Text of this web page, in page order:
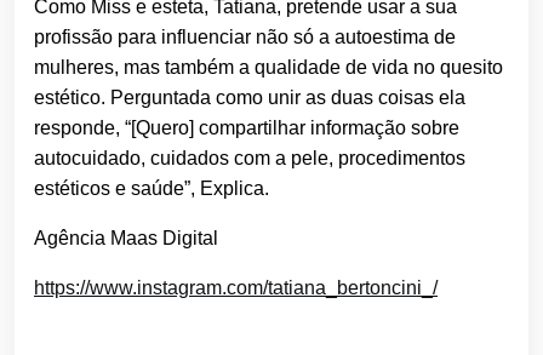
Como Miss e esteta, Tatiana, pretende usar a sua
profissão para influenciar não só a autoestima de
mulheres, mas também a qualidade de vida no quesito
estético. Perguntada como unir as duas coisas ela
responde, “[Quero] compartilhar informação sobre
autocuidado, cuidados com a pele, procedimentos
estéticos e saúde”, Explica.
Agência Maas Digital
https://www.instagram.com/tatiana_bertoncini_/